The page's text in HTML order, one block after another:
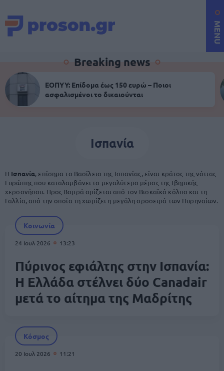
MENU
Breaking news
ΕΟΠΥΥ: Επίδομα έως 150 ευρώ – Ποιοι
ασφαλισμένοι το δικαιούνται
Ισπανία
Η Ισπανία, επίσημα το Βασίλειο της Ισπανίας, είναι κράτος της νότιας
Ευρώπης που καταλαμβάνει το μεγαλύτερο μέρος της Ιβηρικής
χερσονήσου. Προς Βορρά ορίζεται από τον Βισκαϊκό κόλπο και τη
Γαλλία, από την οποία τη χωρίζει η μεγάλη οροσειρά των Πυρηναίων.
Κοινωνία
24 Ιουλ 2026 13:23
Πύρινος εφιάλτης στην Ισπανία:
Η Ελλάδα στέλνει δύο Canadair
μετά το αίτημα της Μαδρίτης
Κόσμος
20 Ιουλ 2026 11:21